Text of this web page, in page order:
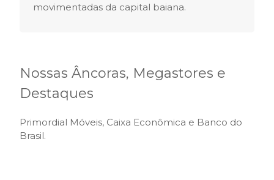
movimentadas da capital baiana.
Nossas Âncoras, Megastores e
Destaques
Primordial Móveis, Caixa Econômica e Banco do
Brasil.